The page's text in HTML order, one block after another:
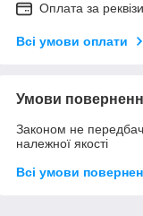
Оплата за
Всі умови оплати
Умови
Законом не
належної якості
Всі умови